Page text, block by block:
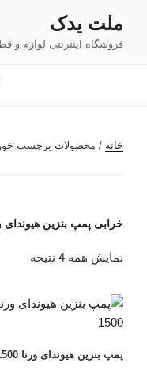
محتوا
ملت یدک
فروشگاه اینترنتی لوازم و
خانه / محصولات برچسب
خرابی پمپ بنزین هیوندای
نمایش همه 4 نتیجه
پمپ بنزین هیوندای ورنا 1500